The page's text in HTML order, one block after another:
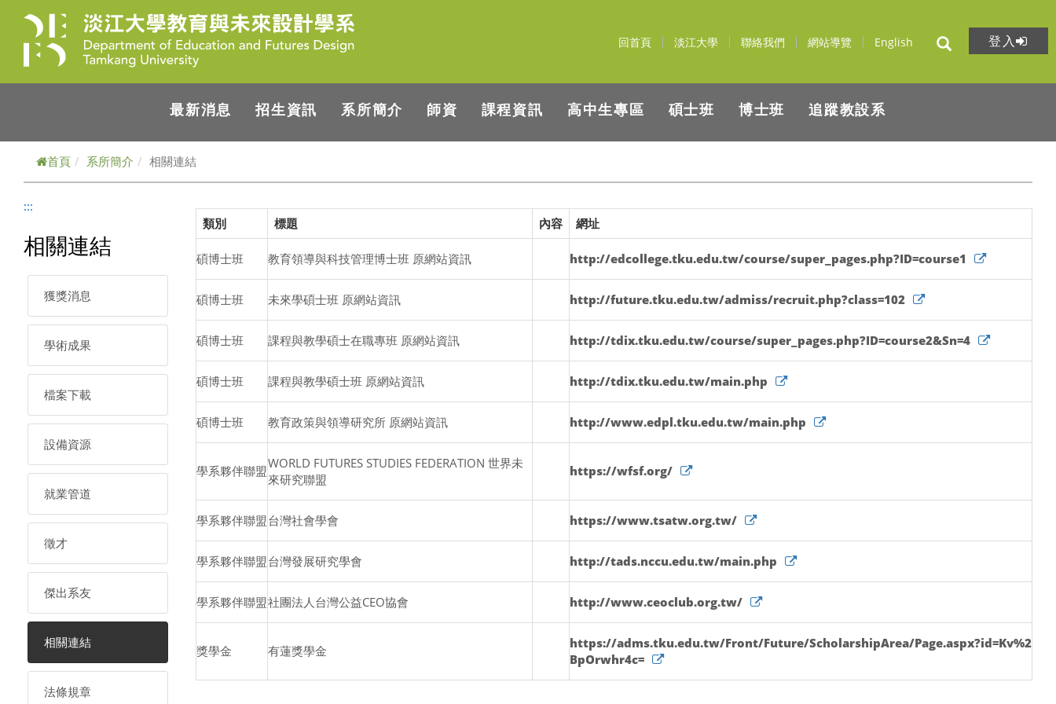
跳到主要內容
登入
回首頁 淡江大學 聯絡我們 網站導覽 English
最新消息 招生資訊 系所簡介 師資 課程資訊 高中生專區 碩士班 博士班 追蹤教設系
首頁 系所簡介 相關連結
:::
相關連結
獲獎消息
學術成果
檔案下載
設備資源
就業管道
徵才
傑出系友
相關連結
法條規章
類別 標題 內容 網址
碩博士班 教育領導與科技管理博士班 原網站資訊 http://edcollege.tku.edu.tw/course/super_pages.php?ID=course1
碩博士班 未來學碩士班 原網站資訊 http://future.tku.edu.tw/admiss/recruit.php?class=102
碩博士班 課程與教學碩士在職專班 原網站資訊 http://tdix.tku.edu.tw/course/super_pages.php?ID=course2&Sn=4
碩博士班 課程與教學碩士班 原網站資訊 http://tdix.tku.edu.tw/main.php
碩博士班 教育政策與領導研究所 原網站資訊 http://www.edpl.tku.edu.tw/main.php
學系夥伴聯盟WORLD FUTURES STUDIES FEDERATION 世界未
來研究聯盟
https://wfsf.org/
學系夥伴聯盟台灣社會學會 https://www.tsatw.org.tw/
學系夥伴聯盟台灣發展研究學會 http://tads.nccu.edu.tw/main.php
學系夥伴聯盟社團法人台灣公益CEO協會 http://www.ceoclub.org.tw/
獎學金 有蓮獎學金
https://adms.tku.edu.tw/Front/Future/ScholarshipArea/Page.aspx?id=Kv%2
BpOrwhr4c=